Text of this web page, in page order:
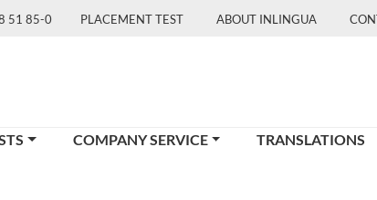
51 85-0 PLACEMENT TEST ABOUT INLINGUA
COMPANY SERVICE TRANSLATIONS